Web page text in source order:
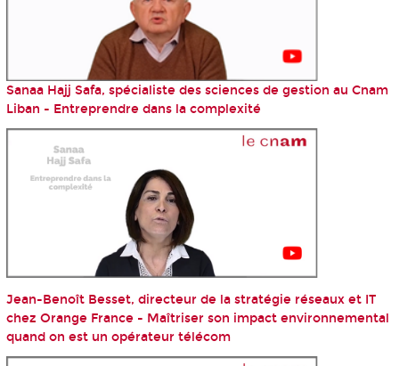
Sanaa Hajj Safa, spécialiste des sciences de gestion au Cnam
Liban - Entreprendre dans la complexité
Jean-Benoît Besset, directeur de la stratégie réseaux et IT
chez Orange France - Maîtriser son impact environnemental
quand on est un opérateur télécom